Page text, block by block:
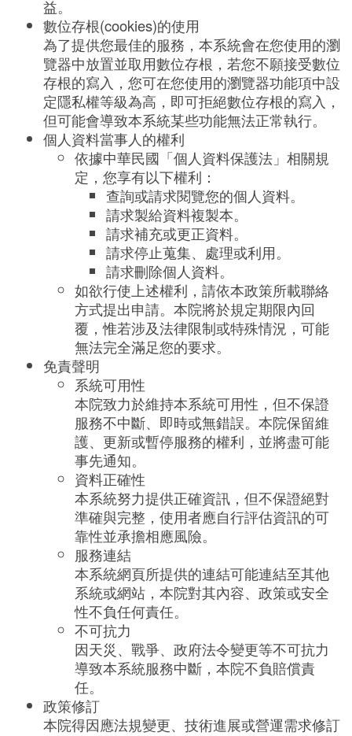
益。
數位存根(cookies)的使用
為了提供您最佳的服務，本系統會在您使用的瀏
覽器中放置並取用數位存根，若您不願接受數位
存根的寫入，您可在您使用的瀏覽器功能項中設
定隱私權等級為高，即可拒絕數位存根的寫入，
但可能會導致本系統某些功能無法正常執行。
個人資料當事人的權利
依據中華民國「個人資料保護法」相關規
定，您享有以下權利：
查詢或請求閱覽您的個人資料。
請求製給資料複製本。
請求補充或更正資料。
請求停止蒐集、處理或利用。
請求刪除個人資料。
如欲行使上述權利，請依本政策所載聯絡
方式提出申請。本院將於規定期限內回
覆，惟若涉及法律限制或特殊情況，可能
無法完全滿足您的要求。
免責聲明
系統可用性
本院致力於維持本系統可用性，但不保證
服務不中斷、即時或無錯誤。本院保留維
護、更新或暫停服務的權利，並將盡可能
事先通知。
資料正確性
本系統努力提供正確資訊，但不保證絕對
準確與完整，使用者應自行評估資訊的可
靠性並承擔相應風險。
服務連結
本系統網頁所提供的連結可能連結至其他
系統或網站，本院對其內容、政策或安全
性不負任何責任。
不可抗力
因天災、戰爭、政府法令變更等不可抗力
導致本系統服務中斷，本院不負賠償責
任。
政策修訂
本院得因應法規變更、技術進展或營運需求修訂